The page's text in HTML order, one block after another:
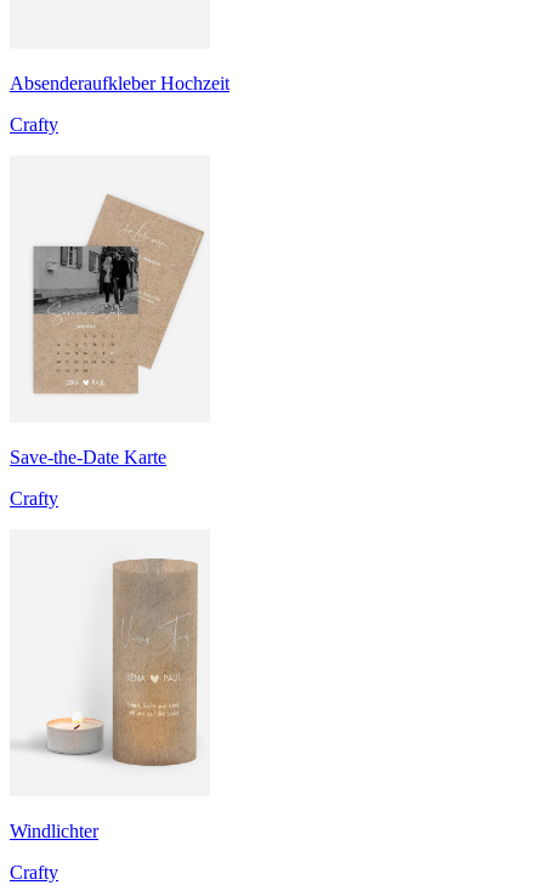
Absenderaufkleber Hochzeit
Crafty
Save-the-Date Karte
Crafty
Windlichter
Crafty